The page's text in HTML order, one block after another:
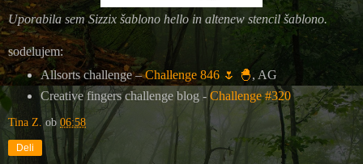
Uporabila sem Sizzix šablono hello in altenew stencil šablono.
sodelujem:
Allsorts challenge –Challenge 846 🌷 🐣, AG
Creative fingers challenge blog -Challenge #320
Tina Z. ob 06:58
Deli